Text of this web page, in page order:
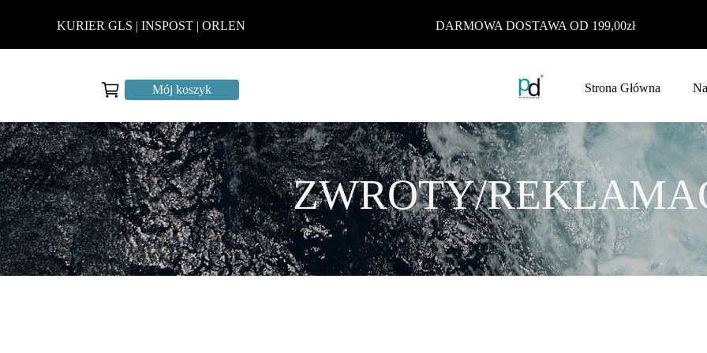
KURIER GLS | INSPOST | ORLEN DARMOWA DOSTAWA OD 199,00zł
Mój koszyk Strona Główna
ZWROTY/